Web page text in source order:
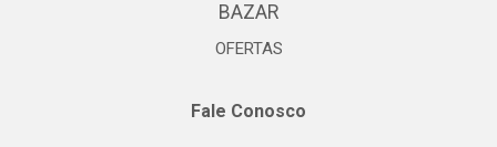
BAZAR
OFERTAS
Fale Conosco